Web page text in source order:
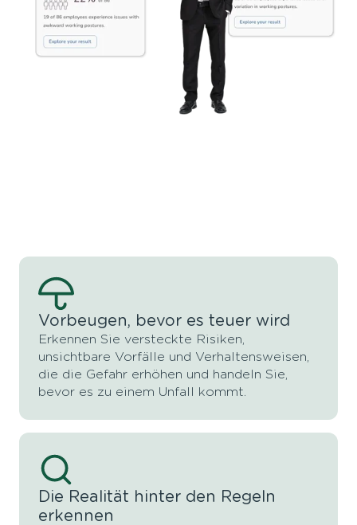
Vorbeugen, bevor es teuer wird
Erkennen Sie versteckte Risiken,
unsichtbare Vorfälle und Verhaltensweisen,
die die Gefahr erhöhen und handeln Sie,
bevor es zu einem Unfall kommt.
Die Realität hinter den Regeln
erkennen